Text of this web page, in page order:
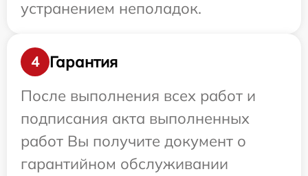
устранением неполадок.
4
Гарантия
После выполнения всех работ и
подписания акта выполненных
работ Вы получите документ о
гарантийном обслуживании